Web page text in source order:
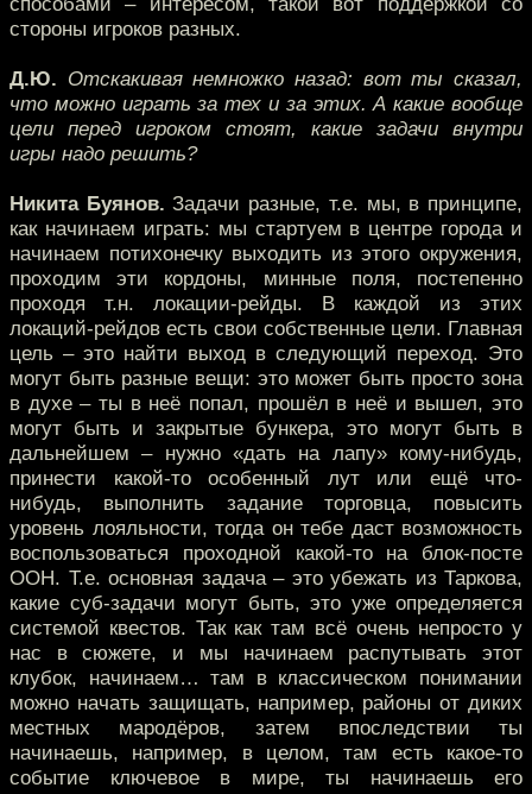
стороны игроков разных.
Д.Ю. Отскакивая немножко назад: вот ты сказал,
что можно играть за тех и за этих. А какие вообще
цели перед игроком стоят, какие задачи внутри
игры надо решить?
Никита Буянов. Задачи разные, т.е. мы, в принципе,
как начинаем играть: мы стартуем в центре города и
начинаем потихонечку выходить из этого окружения,
проходим эти кордоны, минные поля, постепенно
проходя т.н. локации-рейды. В каждой из этих
локаций-рейдов есть свои собственные цели. Главная
цель – это найти выход в следующий переход. Это
могут быть разные вещи: это может быть просто зона
в духе – ты в неё попал, прошёл в неё и вышел, это
могут быть и закрытые бункера, это могут быть в
дальнейшем – нужно «дать на лапу» кому-нибудь,
принести какой-то особенный лут или ещё что-
нибудь, выполнить задание торговца, повысить
уровень лояльности, тогда он тебе даст возможность
воспользоваться проходной какой-то на блок-посте
ООН. Т.е. основная задача – это убежать из Таркова,
какие суб-задачи могут быть, это уже определяется
системой квестов. Так как там всё очень непросто у
нас в сюжете, и мы начинаем распутывать этот
клубок, начинаем… там в классическом понимании
можно начать защищать, например, районы от диких
местных мародёров, затем впоследствии ты
начинаешь, например, в целом, там есть какое-то
событие ключевое в мире, ты начинаешь его